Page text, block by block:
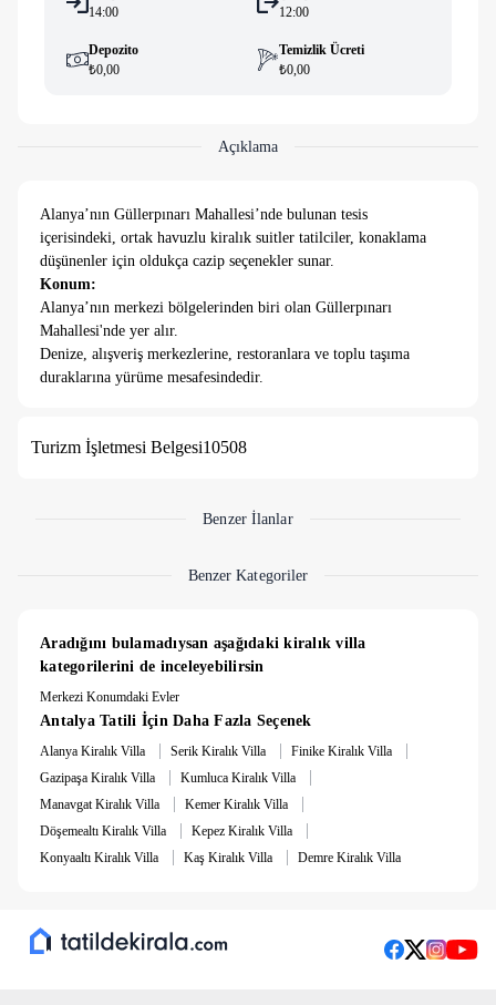
14:00
12:00
Depozito
₺0,00
Temizlik Ücreti
₺0,00
Açıklama
Alanya’nın Güllerpınarı Mahallesi’nde bulunan tesis
içerisindeki, ortak havuzlu kiralık suitler tatilciler, konaklama
düşünenler için oldukça cazip seçenekler sunar.
Konum:
Alanya’nın merkezi bölgelerinden biri olan Güllerpınarı
Mahallesi'nde yer alır.
Denize, alışveriş merkezlerine, restoranlara ve toplu taşıma
duraklarına yürüme mesafesindedir.
Tesis Özellikleri:
Ortak kullanımda geniş bir yüzme havuzu mevcuttur.
Turizm İşletmesi Belgesi10508
Benzer İlanlar
Benzer Kategoriler
Aradığını bulamadıysan aşağıdaki kiralık villa
kategorilerini de inceleyebilirsin
Merkezi Konumdaki Evler
Antalya Tatili İçin Daha Fazla Seçenek
Alanya Kiralık Villa | Serik Kiralık Villa | Finike Kiralık Villa |
Gazipaşa Kiralık Villa | Kumluca Kiralık Villa |
Manavgat Kiralık Villa | Kemer Kiralık Villa |
Döşemealtı Kiralık Villa | Kepez Kiralık Villa |
Konyaaltı Kiralık Villa | Kaş Kiralık Villa | Demre Kiralık Villa